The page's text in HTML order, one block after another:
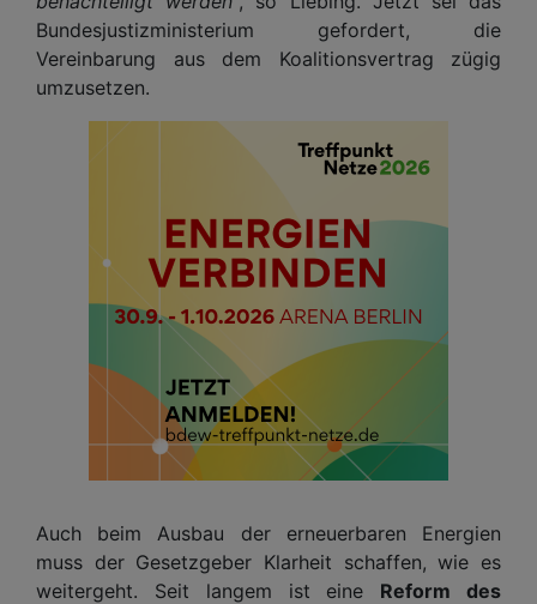
Bundesjustizministerium gefordert, die
Vereinbarung aus dem Koalitionsvertrag zügig
umzusetzen.
Auch beim Ausbau der erneuerbaren Energien
muss der Gesetzgeber Klarheit schaffen, wie es
weitergeht. Seit langem ist eine Reform des